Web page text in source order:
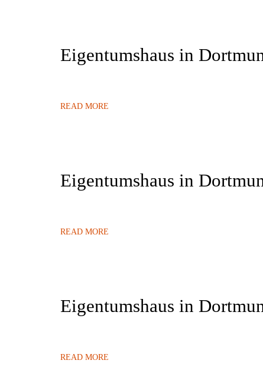
Eigentumshaus in
READ MORE
Eigentumshaus in
READ MORE
Eigentumshaus in
READ MORE